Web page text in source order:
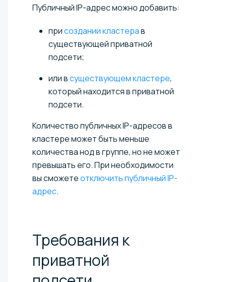
Публичный IP-адрес можно добавить:
присоздании кластерав
существующей приватной
подсети;
или всуществующем кластере,
который находится в приватной
подсети.
Количество публичных IP-адресов в
кластере может быть меньше
количества нод в группе, но не может
превышать его. При необходимости
вы сможетеотключить публичный IP-
адрес.
Требования к
приватной